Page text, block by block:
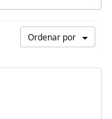
Ordenar por